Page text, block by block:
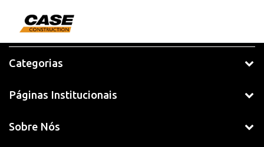
Categorias
Páginas Institucionais
Sobre Nós